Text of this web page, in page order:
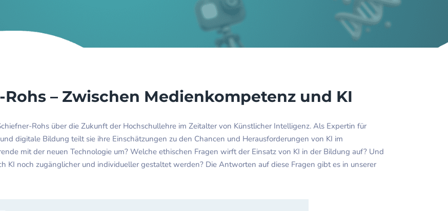
Rohs – Zwischen Medienkompetenz und KI
Rohs über die Zukunft der Hochschullehre im Zeitalter von Künstlicher Intelligenz. Als Expertin für
digitale Bildung teilt sie ihre Einschätzungen zu den Chancen und Herausforderungen von KI im
mit der neuen Technologie um? Welche ethischen Fragen wirft der Einsatz von KI in der Bildung auf? Und
KI noch zugänglicher und individueller gestaltet werden? Die Antworten auf diese Fragen gibt es in unserer